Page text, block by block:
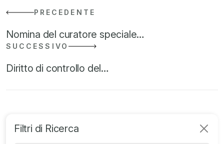
PRECEDENTE
Nomina del curatore speciale…
SUCCESSIVO
Diritto di controllo del…
Filtri di Ricerca